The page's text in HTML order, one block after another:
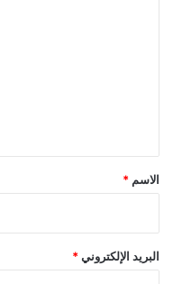
*
الاسم *
البريد الإلكتروني *